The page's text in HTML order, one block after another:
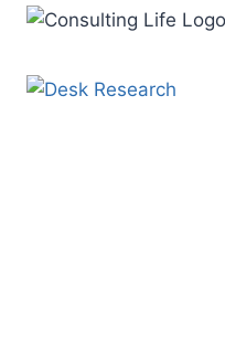
Zum
springen